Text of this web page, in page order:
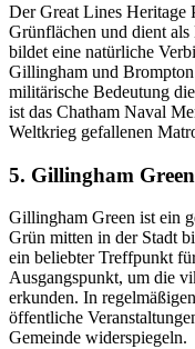
Der Great Lines Heritage
Grünflächen und dient
bildet eine natürliche
Gillingham und Brompton
militärische Bedeutung
ist das Chatham Naval
Weltkrieg gefallenen
5. Gillingham Green
Gillingham Green ist ein
Grün mitten in der Stadt
ein beliebter Treffpunkt
Ausgangspunkt, um die
erkunden. In
öffentliche
Gemeinde widerspiegeln.